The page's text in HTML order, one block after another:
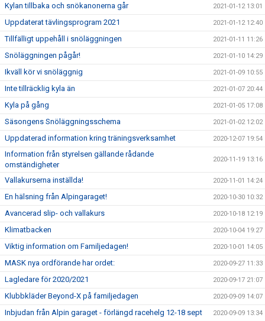
Kylan tillbaka och snökanonerna går 2021-01-12 13:01
Uppdaterat tävlingsprogram 2021 2021-01-12 12:40
Tillfälligt uppehåll i snöläggningen 2021-01-11 11:26
Snöläggningen pågår! 2021-01-10 14:29
Ikväll kör vi snöläggnig 2021-01-09 10:55
Inte tillräcklig kyla än 2021-01-07 20:44
Kyla på gång 2021-01-05 17:08
Säsongens Snöläggningsschema 2021-01-02 12:02
Uppdaterad information kring träningsverksamhet 2020-12-07 19:54
Information från styrelsen gällande rådande
omständigheter
2020-11-19 13:16
Vallakurserna inställda! 2020-11-01 14:24
En hälsning från Alpingaraget! 2020-10-30 10:32
Avancerad slip- och vallakurs 2020-10-18 12:19
Klimatbacken 2020-10-04 19:27
Viktig information om Familjedagen! 2020-10-01 14:05
MASK nya ordförande har ordet: 2020-09-27 11:33
Lagledare för 2020/2021 2020-09-17 21:07
Klubbkläder Beyond-X på familjedagen 2020-09-09 14:07
Inbjudan från Alpin garaget - förlängd racehelg 12-18 sept 2020-09-09 13:34